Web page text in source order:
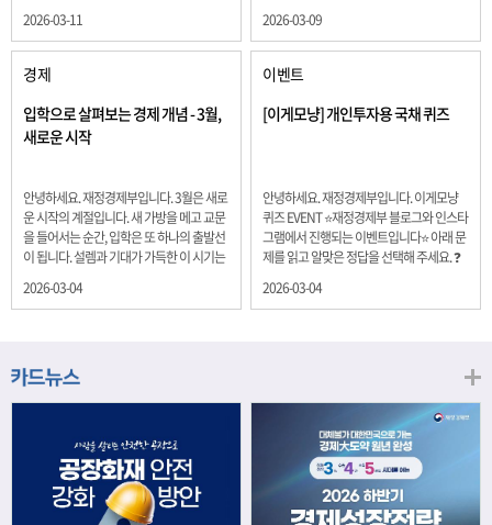
5년물 600억원, 10년물 900억원, 20년물
300억원입니다. 그렇다면 3월 개인투자용
국채의 총 발행 예정 금액은 얼마일까요??
보기 ① 1,600억원 ② 1,700억원 ③ 1,800
억원 ④ 2,000억원 정답 : 1,800억원 참여해
주신 모든 분들 감사합니다! 당첨자분들에
게는 지난 이벤트 블로그 게시글에 비밀댓
전달드립니다.
2026-03-11
료품과 에너지를 제외하고 추세적 흐름을
보여주는 근원물가는 2.3% 상승 향후 지정
학적 요인, 기상여건 등 불확실성이 있는 만
큼, 정부는 체감물가 안정을 위해 총력을 다
할 계획입니다. 특히, 최근 중동 상황으로 국
제유가 변동성이 확대된 만큼, 석유류 가격･
다.
2026-03-09
경제
입학으로 살펴보는 경제 개념 - 3월,
새로운 시작
안녕하세요. 재정경제부입니다. 3월은 새로
운 시작의 계절입니다. 새 가방을 메고 교문
을 들어서는 순간, 입학은 또 하나의 출발선
이 됩니다. 설렘과 기대가 가득한 이 시기는
래를 준비하는 첫 걸음이기도 합니다. 입학
니다. 배움이 쌓이는 시간, 인적자본 학교에
지식, 친구들과의 협업, 다양한 활동 속에서
얻는 문제 해결 경험은 모두 개인의 역량으
로 축적됩니다. 경제학에서는 이.......
2026-03-04
이벤트
[이게모냥] 개인투자용 국채 퀴즈
안녕하세요. 재정경제부입니다. 이게모냥
퀴즈 EVENT ⭐재정경제부 블로그와 인스타
그램에서 진행되는 이벤트입니다⭐ 아래 문
제를 읽고 알맞은 정답을 선택해 주세요. ❓
을 보이고 있는 개인투자용 국채를 3월에는
20년물 300억원입니다. 그렇다면 3월 개인
까요?? 보기 ① 1,600억원 ② 1,700억원 ③
1,800억원 ④ 2,000억원 이벤트 안내 응모
기간: 2026년 3월 4일(수) ~ 3월 9일(월) 경
품: 커피쿠폰 (60명) 참여.......
2026-03-04